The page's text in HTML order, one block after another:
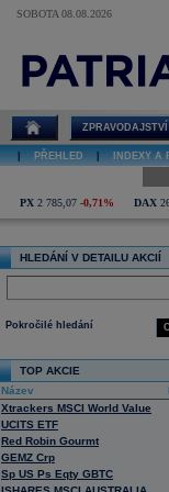
SOBOTA 08.08.2026
Home Depot
ZPRAVODAJSTVÍ
PŘEHLED INDEXY A
PX 2 785,07 -0,71% DAX
HLEDÁNÍ V DETAILU AKCIÍ
Pokročilé hledání
TOP AKCIE
Název
Xtrackers MSCI World Value
UCITS ETF
Red Robin Gourmt
GEMZ Crp
Sp US Ps Eqty GBTC